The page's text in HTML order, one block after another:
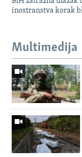
inostranstva korak
Multimedija